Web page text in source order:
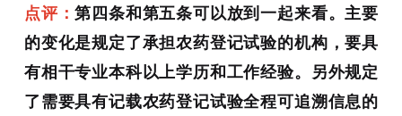
点评：第四条和第五条可以放到一起来看。主要
的变化是规定了承担农药登记试验的机构，要具
有相干专业本科以上学历和工作经验。另外规定
了需要具有记载农药登记试验全程可追溯信息的